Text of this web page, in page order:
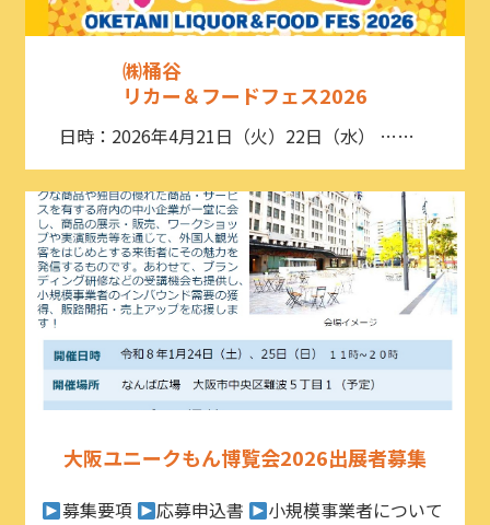
㈱桶谷
リカー＆フードフェス2026
日時：2026年4月21日（火）22日（水） ……
大阪ユニークもん博覧会2026出展者募集
募集要項 応募申込書
小規模事業者について